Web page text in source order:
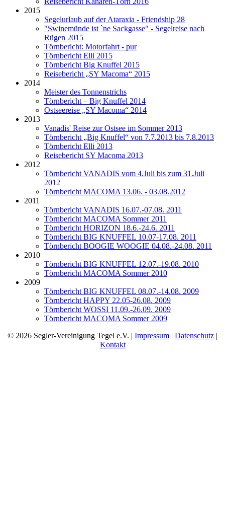
2015
Segelurlaub auf der Ataraxia - Friendship 28
"Swinemünde ist `ne Sackgasse" - Segelreise nach
Rügen 2015
Törnbericht: Motorfahrt - pur
Törnbericht Elli 2015
Törnbericht Big Knuffel 2015
Reisebericht „SY Macoma“ 2015
2014
Meister des Tonnenstrichs
Törnbericht – Big Knuffel 2014
Ostseereise „SY Macoma“ 2014
2013
Vanadis' Reise zur Ostsee im Sommer 2013
Törnbericht „Big Knuffel“ von 7.7.2013 bis 7.8.2013
Törnbericht Elli 2013
Reisebericht SY Macoma 2013
2012
Törnbericht VANADIS vom 4.Juli bis zum 31.Juli
2012
Törnbericht MACOMA 13.06. - 03.08.2012
2011
Törnbericht VANADIS 16.07.-07.08. 2011
Törnbericht MACOMA Sommer 2011
Törnbericht HORIZON 18.6.-24.6. 2011
Törnbericht BIG KNUFFEL 10.07-17.08. 2011
Törnbericht BOOGIE WOOGIE 04.08.-24.08. 2011
2010
Törnbericht BIG KNUFFEL 12.07.-19.08. 2010
Törnbericht MACOMA Sommer 2010
2009
Törnbericht BIG KNUFFEL 08.07.-14.08. 2009
Törnbericht HAPPY 22.05-26.08. 2009
Törnbericht WOSSI 11.09.-26.09. 2009
Törnbericht MACOMA Sommer 2009
© 2026 Segler-Vereinigung Tegel e.V. | Impressum | Datenschutz |
Kontakt